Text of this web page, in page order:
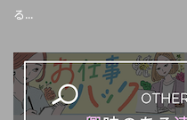
る...